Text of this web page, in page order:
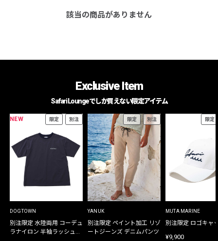
該当の商品がありません
Exclusive Item
Safari Loungeでしか買えない限定アイテム
NEW 限定 別注
DOGTOWN
別注限定 水陸両用 コーデュ
ラナイロン 半袖ラッシュガ
限定 別注
YANUK
別注限定 ペイント加工 リゾ
ートジーンズ デニムパンツ
限定
MUTA MARINE
別注限定 ロゴキャ
¥9,900